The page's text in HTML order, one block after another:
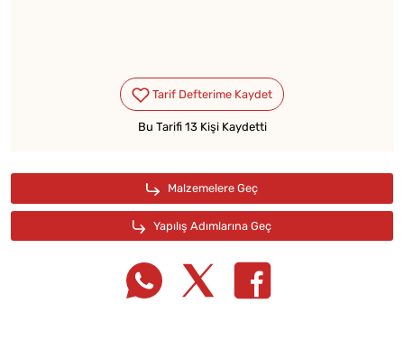
Bu Tarifi 13 Kişi Kaydetti